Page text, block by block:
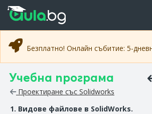
Прескочи към основното съдържание
Прескочи към навигацията
Безплатно! Онлайн събитие: 5-
Учебна програма
Проектиране със Solidworks
1. Видове файлове в SolidWorks.